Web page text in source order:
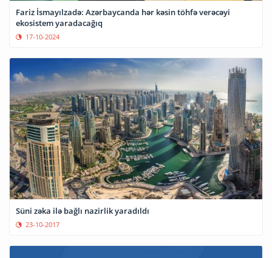
Fariz İsmayılzadə: Azərbaycanda hər kəsin töhfə verəcəyi
ekosistem yaradacağıq
17-10-2024
Süni zəka ilə bağlı nazirlik yaradıldı
23-10-2017